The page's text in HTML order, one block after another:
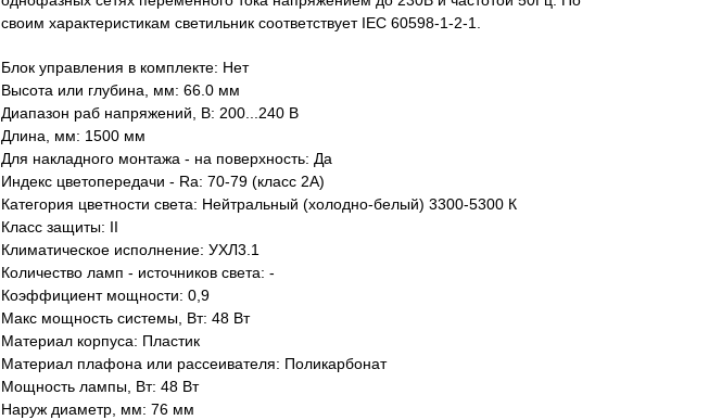
своим характеристикам светильник соответствует IEC 60598-1-2-1.
Блок управления в комплекте: Нет
Высота или глубина, мм: 66.0 мм
Диапазон раб напряжений, В: 200...240 В
Длина, мм: 1500 мм
Для накладного монтажа - на поверхность: Да
Индекс цветопередачи - Ra: 70-79 (класс 2A)
Категория цветности света: Нейтральный (холодно-белый) 3300-5300 К
Класс защиты: II
Климатическое исполнение: УХЛ3.1
Количество ламп - источников света: -
Коэффициент мощности: 0,9
Макс мощность системы, Вт: 48 Вт
Материал корпуса: Пластик
Материал плафона или рассеивателя: Поликарбонат
Мощность лампы, Вт: 48 Вт
Наруж диаметр, мм: 76 мм